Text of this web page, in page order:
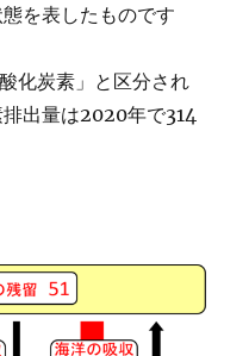
を表したものです
化炭素」と区分され
出量は2020年で314